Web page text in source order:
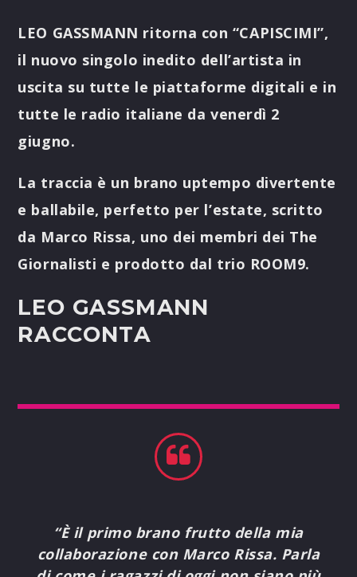
LEO GASSMANN ritorna con “CAPISCIMI”,
il nuovo singolo inedito dell’artista in
uscita su tutte le piattaforme digitali e in
tutte le radio italiane da venerdì 2
giugno.
La traccia è un brano uptempo divertente
e ballabile, perfetto per l’estate, scritto
da Marco Rissa, uno dei membri dei The
Giornalisti e prodotto dal trio ROOM9.
LEO GASSMANN
RACCONTA
“È il primo brano frutto della mia
collaborazione con Marco Rissa. Parla